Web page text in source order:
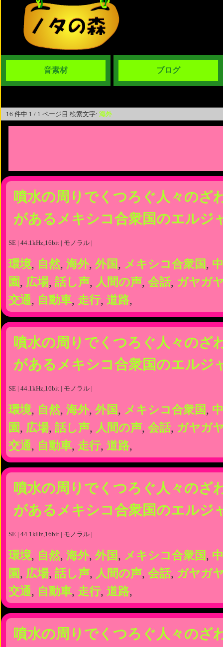
音素材 ブログ
16 件中 1 / 1 ページ目 検索文字: 海外
噴水の周りでくつろぐ人々のざ
があるメキシコ合衆国のエルジ
SE | 44.1kHz,16bit | モノラル |
環境, 自然, 海外, 外国 , メキシコ合衆国 ,
園, 広場, 話し声, 人間の声, 会話, ガヤガ
交通, 自動車, 走行, 道路,
噴水の周りでくつろぐ人々のざ
があるメキシコ合衆国のエルジ
SE | 44.1kHz,16bit | モノラル |
環境, 自然, 海外, 外国 , メキシコ合衆国 ,
園, 広場, 話し声, 人間の声, 会話, ガヤガ
交通, 自動車, 走行, 道路,
噴水の周りでくつろぐ人々のざ
があるメキシコ合衆国のエルジ
SE | 44.1kHz,16bit | モノラル |
環境, 自然, 海外, 外国 , メキシコ合衆国 ,
園, 広場, 話し声, 人間の声, 会話, ガヤガ
交通, 自動車, 走行, 道路,
噴水の周りでくつろぐ人々のざ